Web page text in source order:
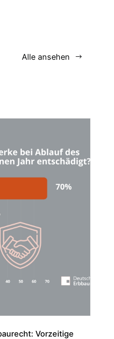
Alle ansehen
Vorzeitige